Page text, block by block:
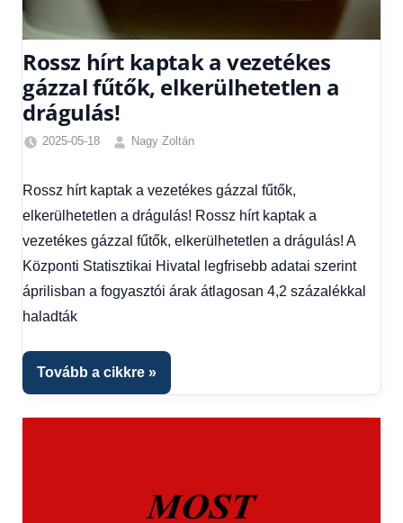
Rossz hírt kaptak a vezetékes
gázzal fűtők, elkerülhetetlen a
drágulás!
2025-05-18
Nagy Zoltán
hírek
Gazdaság,
Hírek,
Hírek
kézből,
Rossz hírt kaptak a vezetékes gázzal fűtők,
elkerülhetetlen a drágulás! Rossz hírt kaptak a
vezetékes gázzal fűtők, elkerülhetetlen a drágulás! A
Központi Statisztikai Hivatal legfrisebb adatai szerint
áprilisban a fogyasztói árak átlagosan 4,2 százalékkal
haladták
Tovább a cikkre